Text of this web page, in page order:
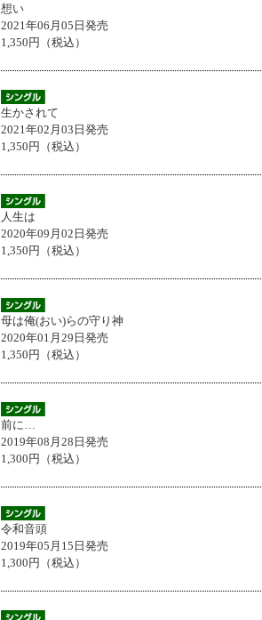
想い
2021年06月05日発売
1,350円（税込）
生かされて
2021年02月03日発売
1,350円（税込）
人生は
2020年09月02日発売
1,350円（税込）
母は俺(おい)らの守り神
2020年01月29日発売
1,350円（税込）
前に…
2019年08月28日発売
1,300円（税込）
令和音頭
2019年05月15日発売
1,300円（税込）